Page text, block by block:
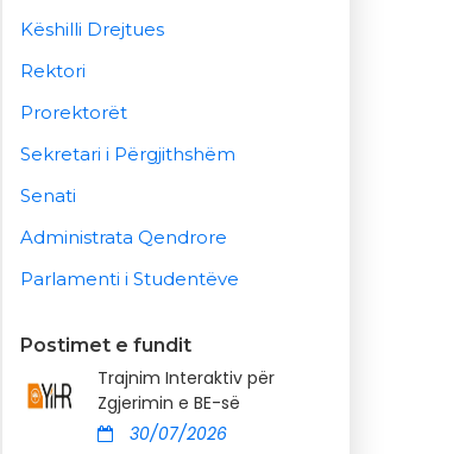
Këshilli Drejtues
Rektori
Prorektorët
Sekretari i Përgjithshëm
Senati
Administrata Qendrore
Parlamenti i Studentëve
Postimet e fundit
Trajnim Interaktiv për
Zgjerimin e BE-së
30/07/2026